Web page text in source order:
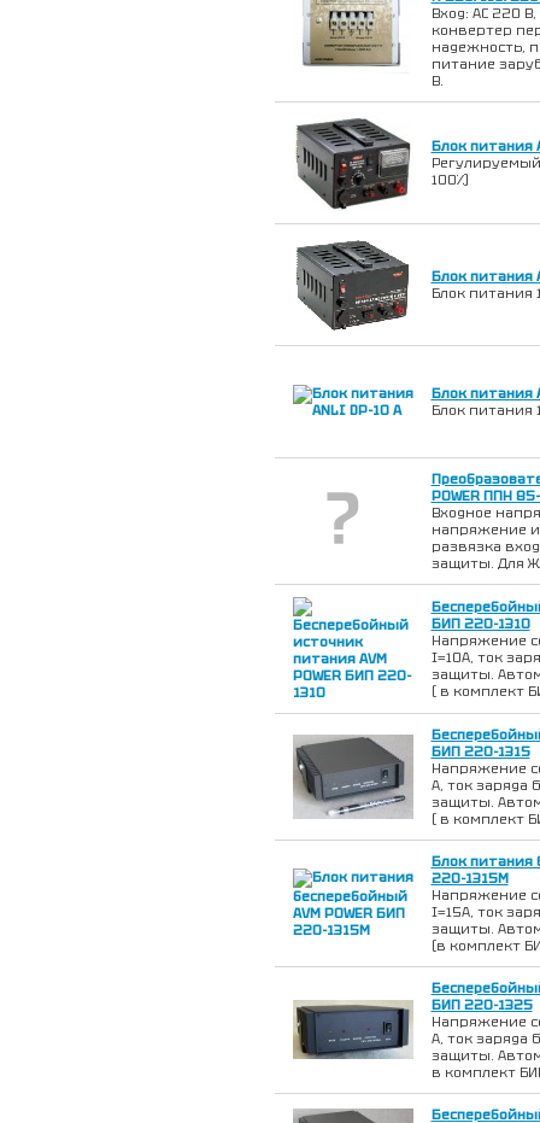
Вход: АС 220
конвертер
надежность,
питание
В.
Блок питания
100%)
Блок питания
Блок питания
Блок питания
Блок питания
POWER ППН
Входное
напряжение и
развязка
защиты. Для
БИП 220-1310
Напряжение
I=10А, ток
защиты.
( в комплект
БИП 220-1315
Напряжение
А, ток заряда
защиты.
( в комплект
Блок питания
220-1315M
Напряжение
I=15А, ток
защиты.
(в комплект
БИП 220-1325
Напряжение
А, ток заряда
защиты.
в комплект